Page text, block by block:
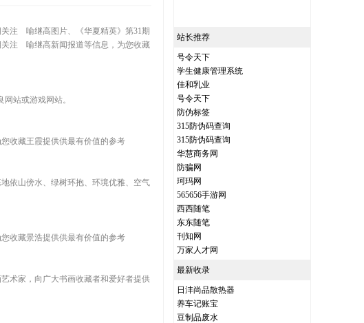
注 喻继高图片、《华夏精英》第31期
注 喻继高新闻报道等信息，为您收藏
站或游戏网站。
收藏王霞提供供最有价值的参考
依山傍水、绿树环抱、环境优雅、空气
收藏景浩提供供最有价值的参考
术家，向广大书画收藏者和爱好者提供
站长推荐
号令天下
学生健康管理系统
佳和乳业
号令天下
防伪标签
315防伪码查询
315防伪码查询
华慧商务网
防骗网
珂玛网
565656手游网
西西随笔
东东随笔
刊知网
万家人才网
最新收录
日沣尚品散热器
养车记账宝
豆制品废水